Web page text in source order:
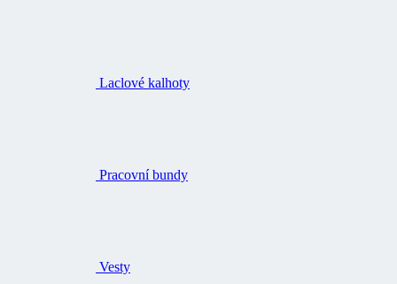
Laclové kalhoty
Pracovní bundy
Vesty